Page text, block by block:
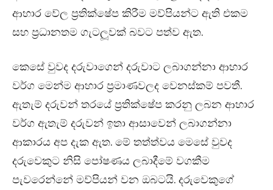
ආහාර වේල ප‍්‍රතික්ෂේප කිරීම මව්පියන්ට ඇති එකම
සහ ප‍්‍රධානතම ගැටලූවක් බවට පත්ව ඇත.
කෙසේ වුවද දරුවාගෙන් දරුවාට ලබාගන්නා ආහාර
වර්ග මෙන්ම ආහාර ප‍්‍රමාණවලද වෙනස්කම් පවතී.
ඇතැම් දරුවන් තරයේ ප‍්‍රතික්ෂේප කරනු ලබන ආහාර
වර්ග ඇතැම් දරුවන් ඉතා ආසාවෙන් ලබාගන්නා
ආකාරය අප දැක ඇත. මේ තත්ත්වය මෙසේ වුවද
දරුවෙකුට නිසි පෝෂණය ලබාදීමේ වගකීම
පැවරෙන්නේ මව්පියන් වන ඔබටයි. දරුවෙකුගේ